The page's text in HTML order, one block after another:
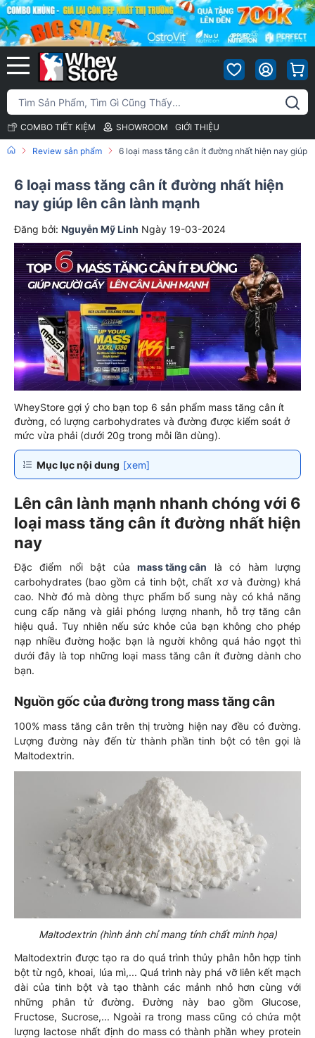
COMBO TIẾT KIỆM SHOWROOM GIỚI THIỆU
Review sản phẩm 6 loại mass tăng cân ít đường nhất hiện nay giúp
6 loại mass tăng cân ít đường nhất hiện
nay giúp lên cân lành mạnh
Đăng bởi: Nguyễn Mỹ Linh Ngày 19-03-2024
WheyStore gợi ý cho bạn top 6 sản phẩm mass tăng cân ít
đường, có lượng carbohydrates và đường được kiểm soát ở
mức vừa phải (dưới 20g trong mỗi lần dùng).
Mục lục nội dung [xem]
Lên cân lành mạnh nhanh chóng với 6
loại mass tăng cân ít đường nhất hiện
nay
Đặc điểm nổi bật củamass tăng cân là có hàm lượng
carbohydrates (bao gồm cả tinh bột, chất xơ và đường) khá
cao. Nhờ đó mà dòng thực phẩm bổ sung này có khả năng
cung cấp năng và giải phóng lượng nhanh, hỗ trợ tăng cân
hiệu quả. Tuy nhiên nếu sức khỏe của bạn không cho phép
nạp nhiều đường hoặc bạn là người không quá hảo ngọt thì
dưới đây là top những loại mass tăng cân ít đường dành cho
bạn.
Nguồn gốc của đường trong mass tăng cân
100% mass tăng cân trên thị trường hiện nay đều có đường.
Lượng đường này đến từ thành phần tinh bột có tên gọi là
Maltodextrin.
Maltodextrin (hình ảnh chỉ mang tính chất minh họa)
Maltodextrin được tạo ra do quá trình thủy phân hỗn hợp tinh
bột từ ngô, khoai, lúa mì,... Quá trình này phá vỡ liên kết mạch
dài của tinh bột và tạo thành các mảnh nhỏ hơn cùng với
những phân tử đường. Đường này bao gồm Glucose,
Fructose, Sucrose,... Ngoài ra trong mass cũng có chứa một
lượng lactose nhất định do mass có thành phần whey protein